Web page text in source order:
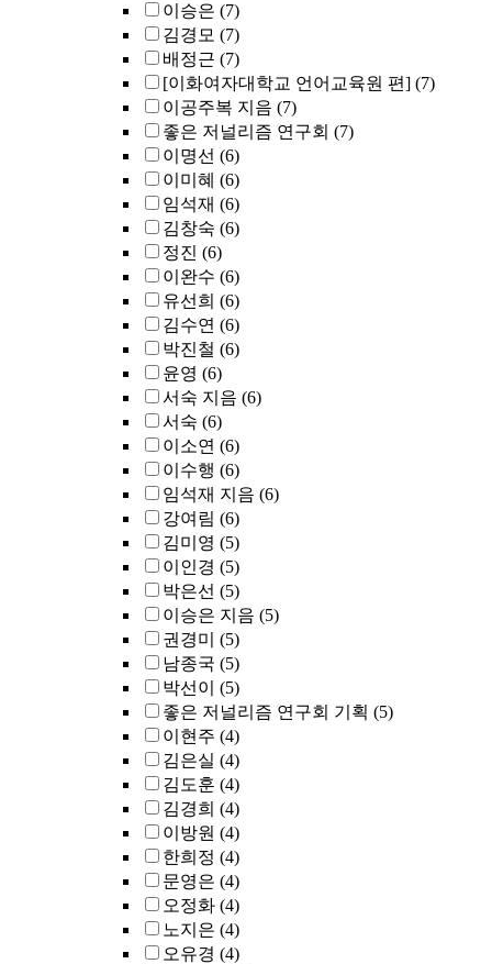
이승은 (7)
김경모 (7)
배정근 (7)
[이화여자대학교 언어교육원 편] (7)
이공주복 지음 (7)
좋은 저널리즘 연구회 (7)
이명선 (6)
이미혜 (6)
임석재 (6)
김창숙 (6)
정진 (6)
이완수 (6)
유선희 (6)
김수연 (6)
박진철 (6)
윤영 (6)
서숙 지음 (6)
서숙 (6)
이소연 (6)
이수행 (6)
임석재 지음 (6)
강여림 (6)
김미영 (5)
이인경 (5)
박은선 (5)
이승은 지음 (5)
권경미
(5)
남종국 (5)
박선이
(5)
좋은 저널리즘 연구회 기획 (5)
이현주 (4)
김은실 (4)
김도훈 (4)
김경희 (4)
이방원 (4)
한희정 (4)
문영은 (4)
오정화 (4)
노지은 (4)
오유경 (4)